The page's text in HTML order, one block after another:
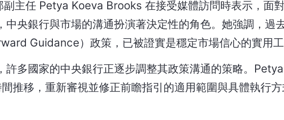
主任 Petya Koeva Brooks 在接受媒體訪問時表示，面
中央銀行與市場的溝通扮演著決定性的角色。她強調，過
Guidance）政策，已被證實是穩定市場信心的實用
許多國家的中央銀行正逐步調整其政策溝通的策略。
推移，重新審視並修正前瞻指引的適用範圍與具體執行